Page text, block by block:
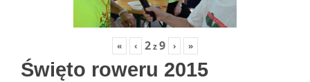
« ‹ 2z9 › »
Święto roweru 2015